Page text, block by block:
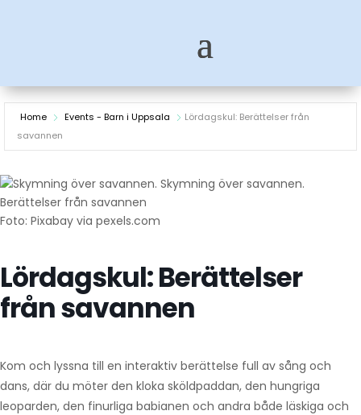
Home Events - Barn i Uppsala
Lördagskul: Berättelser från
savannen
Foto: Pixabay via pexels.com
Lördagskul: Berättelser
från savannen
Kom och lyssna till en interaktiv berättelse full av sång och
dans, där du möter den kloka sköldpaddan, den hungriga
leoparden, den finurliga babianen och andra både läskiga och